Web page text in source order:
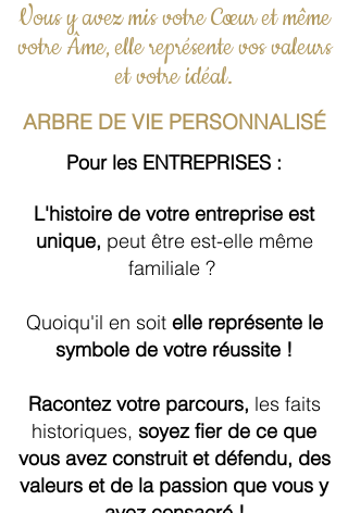
Vous y avez mis votre Cœur et même
votre Âme, elle représente vos valeurs
et votre idéal.
ARBRE DE VIE PERSONNALISÉ
Pour les ENTREPRISES :
L'histoire de votre entreprise est
unique, peut être est-elle même
familiale ?
Quoiqu'il en soit elle représente le
symbole de votre réussite !
Racontez votre parcours, les faits
historiques, soyez fier de ce que
vous avez construit et défendu, des
valeurs et de la passion que vous y